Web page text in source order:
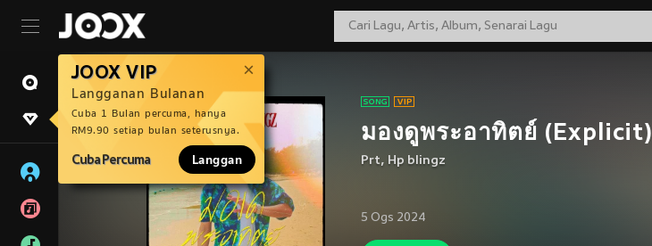
JOOX VIP
Langganan Bulanan
Cuba 1 Bulan percuma, hanya
RM9.90 setiap bulan seterusnya.
Cuba Percuma Langgan
มองดูพระอาทิตย์ (Explicit)
Prt, Hp blingz
5 Ogs 2024